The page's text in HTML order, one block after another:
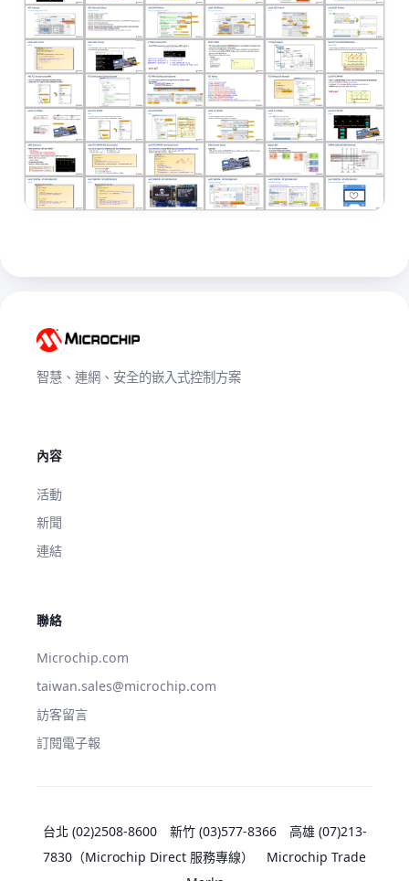
智慧、連網、安全的嵌入式控制方案
內容
活動
新聞
連結
聯絡
Microchip.com
taiwan.sales@microchip.com
訪客留言
訂閱電子報
台北 (02)2508-8600 新竹 (03)577-8366
高雄 (07)213-
7830 （Microchip Direct 服務專線） Microchip Trade